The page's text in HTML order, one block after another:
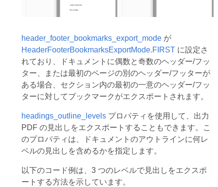
header_footer_bookmarks_export_modeが
HeaderFooterBookmarksExportMode.FIRSTに設定さ
れており、ドキュメントに偶数と奇数のヘッダー/フッ
ター、または最初のページの別のヘッダー/フッターが
ある場合、セクション内の最初の一意のヘッダー/フッ
ターに対してブックマークがエクスポートされます。
headings_outline_levelsプロパティを使用して、出力
PDF の見出しをエクスポートすることもできます。こ
のプロパティは、ドキュメントのアウトラインに何レ
ベルの見出しを含めるかを指定します。
以下のコード例は、3 つのレベルで見出しをエクスポ
ートする方法を示しています。